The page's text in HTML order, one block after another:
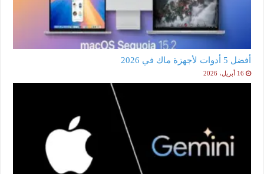
أفضل 5 أدوات لأجهزة ماك في 2026
16 أبريل، 2026